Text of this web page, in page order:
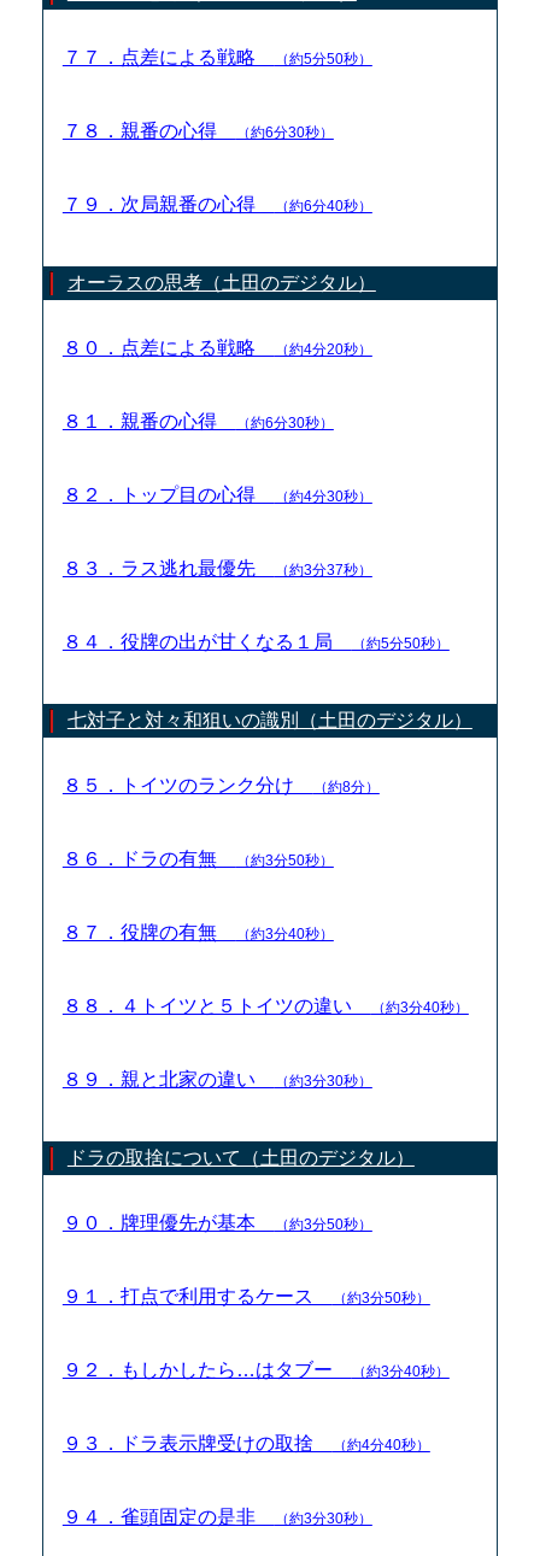
７７．点差による戦略 （約5分50秒）
７８．親番の心得 （約6分30秒）
７９．次局親番の心得 （約6分40秒）
オーラスの思考（土田のデジタル）
８０．点差による戦略 （約4分20秒）
８１．親番の心得 （約6分30秒）
８２．トップ目の心得 （約4分30秒）
８３．ラス逃れ最優先 （約3分37秒）
８４．役牌の出が甘くなる１局 （約5分50秒）
七対子と対々和狙いの識別（土田のデジタル）
８５．トイツのランク分け （約8分）
８６．ドラの有無 （約3分50秒）
８７．役牌の有無 （約3分40秒）
８８．４トイツと５トイツの違い （約3分40秒）
８９．親と北家の違い （約3分30秒）
ドラの取捨について（土田のデジタル）
９０．牌理優先が基本 （約3分50秒）
９１．打点で利用するケース （約3分50秒）
９２．もしかしたら…はタブー （約3分40秒）
９３．ドラ表示牌受けの取捨 （約4分40秒）
９４．雀頭固定の是非 （約3分30秒）